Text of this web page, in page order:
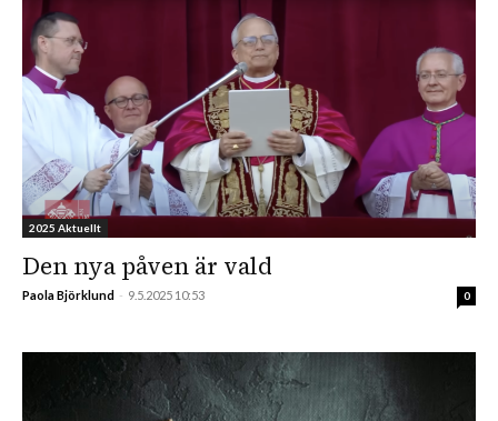
2025 Aktuellt
Den nya påven är vald
Paola Björklund - 9.5.2025 10:53 0